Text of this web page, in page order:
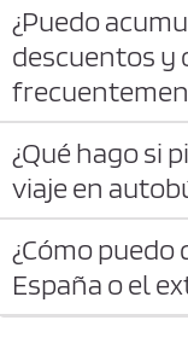
¿Puedo
descuentos y
¿Qué hago si
viaje en
¿Cómo
España o el